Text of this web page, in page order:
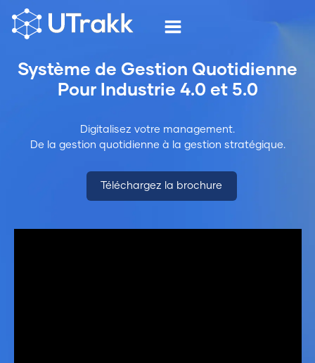
Système de Gestion Quotidienne
Pour Industrie 4.0 et 5.0
Digitalisez votre management.
De la gestion quotidienne à la gestion stratégique.
Téléchargez la brochure